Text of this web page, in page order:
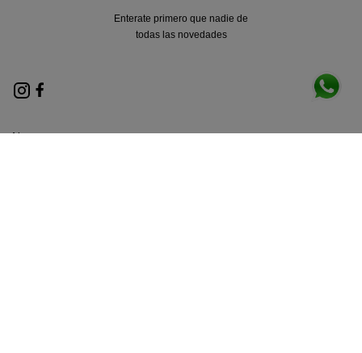
Enterate primero que nadie de
todas las novedades
Nosotros